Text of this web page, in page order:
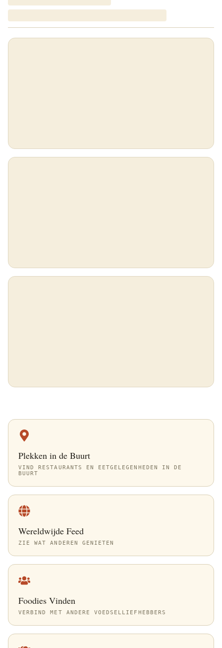
Plekken in de Buurt
VIND RESTAURANTS EN EETGELEGENHEDEN IN DE
BUURT
Wereldwijde Feed
ZIE WAT ANDEREN GENIETEN
Foodies Vinden
VERBIND MET ANDERE VOEDSELLIEFHEBBERS